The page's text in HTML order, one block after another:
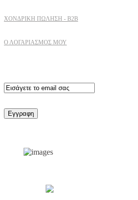
ΧΟΝΔΡΙΚΉ ΠΏΛΗΣΗ - B2B
Ο ΛΟΓΑΡΙΑΣΜΟΣ ΜΟΥ